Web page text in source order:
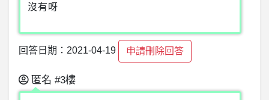
沒有呀
回答日期：2021-04-19 申請刪除回答
匿名 #3樓